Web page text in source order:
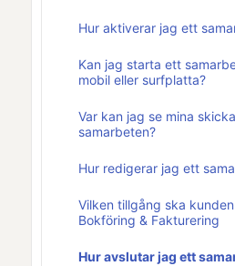
Hur aktiverar jag ett
Kan jag starta ett
mobil eller surfplatta?
Var kan jag se mina
samarbeten?
Hur redigerar jag ett
Vilken tillgång ska
Bokföring & Fakturering
Hur avslutar jag ett